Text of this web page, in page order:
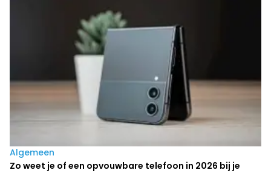
Algemeen
Zo weet je of een opvouwbare telefoon in 2026 bij je